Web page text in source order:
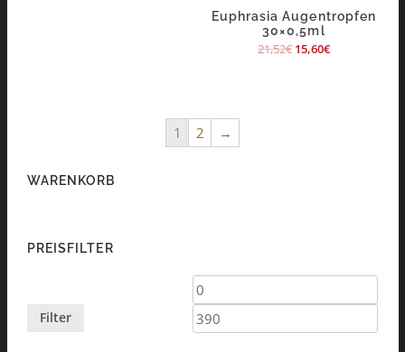
Euphrasia Augentropfen
30×0,5ml
21,52€ 15,60€
1 2 →
WARENKORB
PREISFILTER
Min.
Preis
Filter